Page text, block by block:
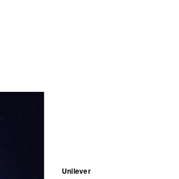
Unilever